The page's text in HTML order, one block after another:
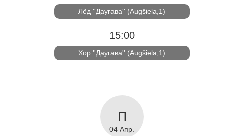
Лёд ''Даугава'' (Augšiela,1)
15:00
Хор ''Даугава'' (Augšiela,1)
04 Апр.